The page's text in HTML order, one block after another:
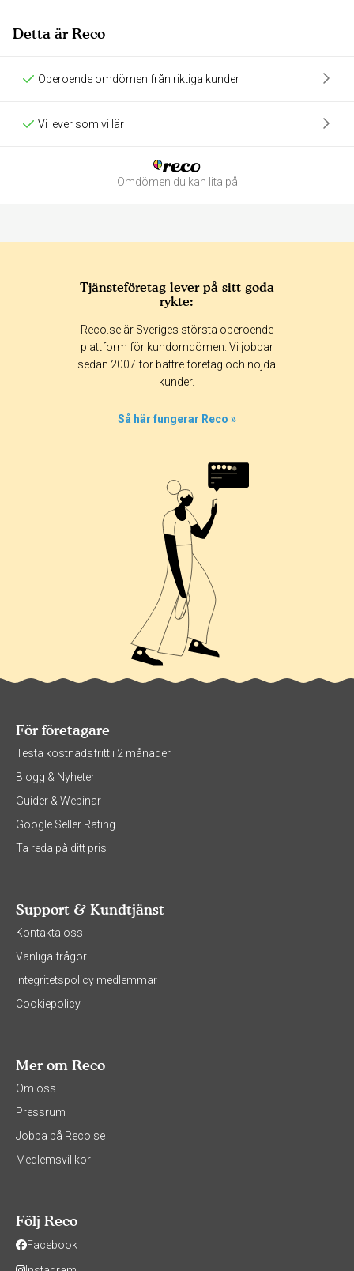
Detta är Reco
Oberoende omdömen från riktiga kunder
Vi lever som vi lär
Omdömen du kan lita på
365 dagar 90 dagar
30 dagar
Tjänsteföretag lever på sitt goda
rykte:
Reco.se är Sveriges största oberoende
plattform för kundomdömen. Vi jobbar
sedan 2007 för bättre företag och nöjda
kunder.
Så här fungerar Reco »
För företagare
Testa kostnadsfritt i 2 månader
Blogg & Nyheter
Guider & Webinar
Google Seller Rating
Ta reda på ditt pris
Support & Kundtjänst
Kontakta oss
Vanliga frågor
Integritetspolicy medlemmar
Cookiepolicy
Mer om Reco
Om oss
Pressrum
Jobba på Reco.se
Medlemsvillkor
Följ Reco
Facebook